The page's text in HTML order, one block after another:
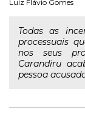
Luiz Flávio Gomes
Todas as
processuais
nos seus
Carandiru
pessoa